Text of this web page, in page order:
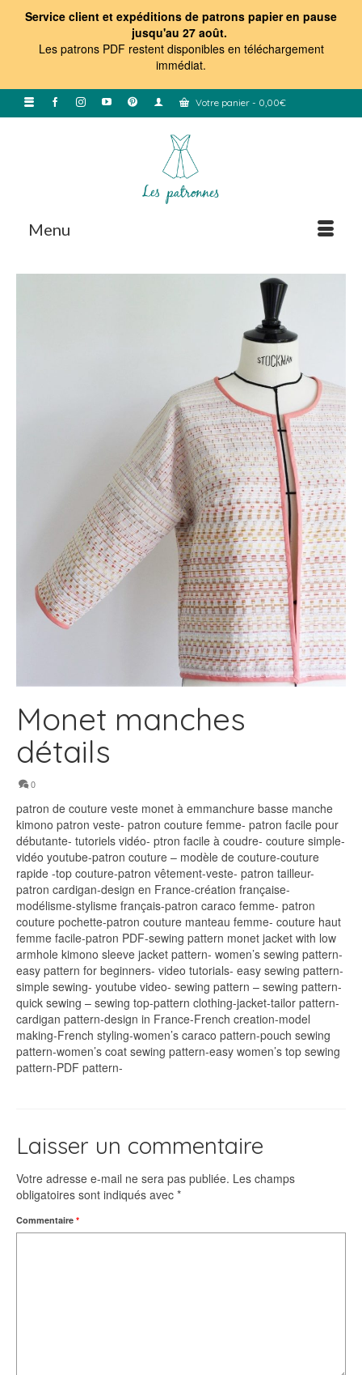
Service client et expéditions de patrons papier en pause
jusqu'au 27 août.
Les patrons PDF restent disponibles en téléchargement
immédiat.
Votre panier - 0,00€
Menu
Monet manches
détails
0
patron de couture veste monet à emmanchure basse manche
kimono patron veste- patron couture femme- patron facile pour
débutante- tutoriels vidéo- ptron facile à coudre- couture simple-
vidéo youtube-patron couture – modèle de couture-couture
rapide -top couture-patron vêtement-veste- patron tailleur-
patron cardigan-design en France-création française-
modélisme-stylisme français-patron caraco femme- patron
couture pochette-patron couture manteau femme- couture haut
femme facile-patron PDF-sewing pattern monet jacket with low
armhole kimono sleeve jacket pattern- women’s sewing pattern-
easy pattern for beginners- video tutorials- easy sewing pattern-
simple sewing- youtube video- sewing pattern – sewing pattern-
quick sewing – sewing top-pattern clothing-jacket-tailor pattern-
cardigan pattern-design in France-French creation-model
making-French styling-women’s caraco pattern-pouch sewing
pattern-women’s coat sewing pattern-easy women’s top sewing
pattern-PDF pattern-
Laisser un commentaire
Votre adresse e-mail ne sera pas publiée. Les champs
obligatoires sont indiqués avec *
Commentaire *